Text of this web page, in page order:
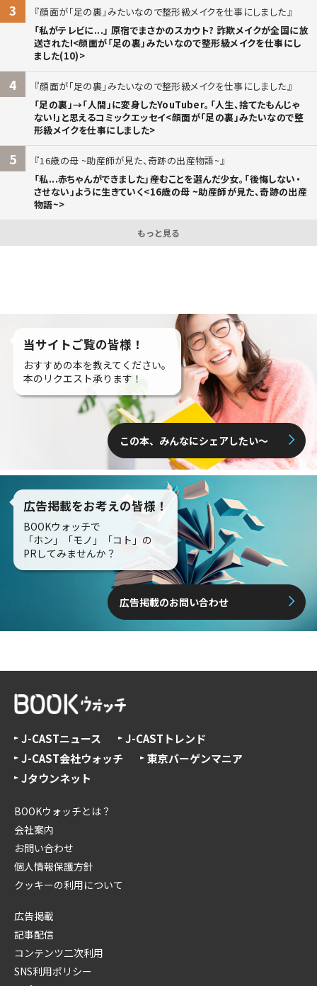
3
顔面が「足の裏」みたいなので整形級メイクを仕事にしました
「私がテレビに...」 原宿でまさかのスカウト? 詐欺メイクが全国に放
送された!<顔面が「足の裏」みたいなので整形級メイクを仕事にし
ました(10)>
4
顔面が「足の裏」みたいなので整形級メイクを仕事にしました
「足の裏」→「人間」に変身したYouTuber。「人生、捨てたもんじゃ
ない!」と思えるコミックエッセイ<顔面が「足の裏」みたいなので整
形級メイクを仕事にしました>
5
16歳の母 ~助産師が見た、奇跡の出産物語~
「私...赤ちゃんができました」――産むことを選んだ少女。「後悔しない・
させない」ように生きていく<16歳の母 ~助産師が見た、奇跡の出産
物語~>
もっと見る
当サイトご覧の皆様！
おすすめの本を教えてください。
本のリクエスト承ります！
この本、みんなにシェアしたい〜
広告掲載をお考えの皆様！
BOOKウォッチで
「ホン」「モノ」「コト」の
PRしてみませんか？
広告掲載のお問い合わせ
J-CASTニュース
J-CASTトレンド
J-CAST会社ウォッチ
東京バーゲンマニア
Jタウンネット
BOOKウォッチとは？
会社案内
お問い合わせ
個人情報保護方針
クッキーの利用について
広告掲載
記事配信
コンテンツ二次利用
SNS利用ポリシー